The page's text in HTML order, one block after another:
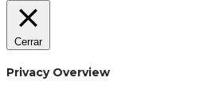
Cerrar
Privacy Overview